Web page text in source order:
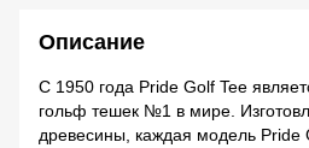
Описание
С 1950 года Pride Golf Tee
гольф тешек №1 в мире.
древесины, каждая модель Pride